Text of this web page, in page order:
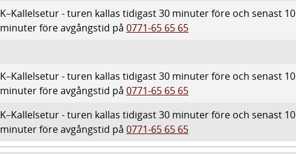
K–Kallelsetur - turen kallas tidigast 30 minuter före och senast 10
minuter före avgångstid på 0771-65 65 65
K–Kallelsetur - turen kallas tidigast 30 minuter före och senast 10
minuter före avgångstid på 0771-65 65 65
K–Kallelsetur - turen kallas tidigast 30 minuter före och senast 10
minuter före avgångstid på 0771-65 65 65